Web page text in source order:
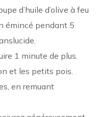
d’huile d’olive à feu
émincé pendant 5
1 minute de plus.
et les petits pois.
en remuant